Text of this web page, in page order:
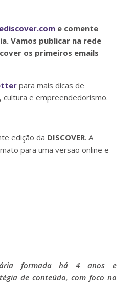
e comente
Vamos publicar na rede
os primeiros emails
para mais dicas de
e empreendedorismo.
edição da DISCOVER. A
para uma versão online e
formada há 4 anos e
de conteúdo, com foco no